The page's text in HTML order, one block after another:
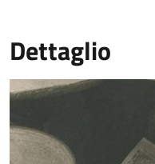
Dettaglio